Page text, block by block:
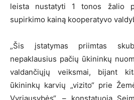
leista nustatyti 1 tonos žalio
supirkimo kainą kooperatyvo
„Šis įstatymas priimtas
nepaklausius pačių ūkininkų
valdančiųjų veiksmai, bijant
ūkininkų karvių „vizito“ prie